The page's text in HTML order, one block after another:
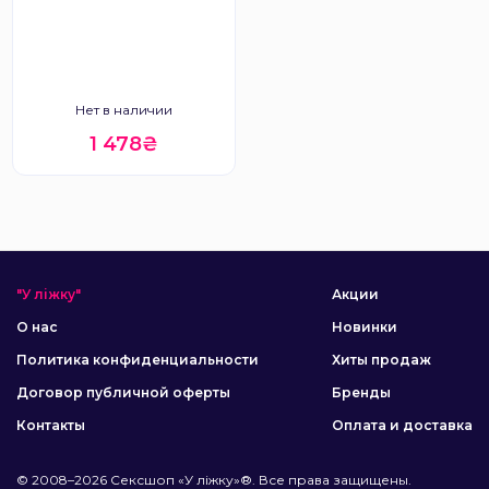
Нет в наличии
1 478₴
"У ліжку"
О нас
Политика конфиденциальности
Договор публичной оферты
Контакты
Акции
Новинки
Хиты продаж
Бренды
Оплата и доставка
© 2008–2026 Сексшоп «У ліжку»®. Все права защищены.